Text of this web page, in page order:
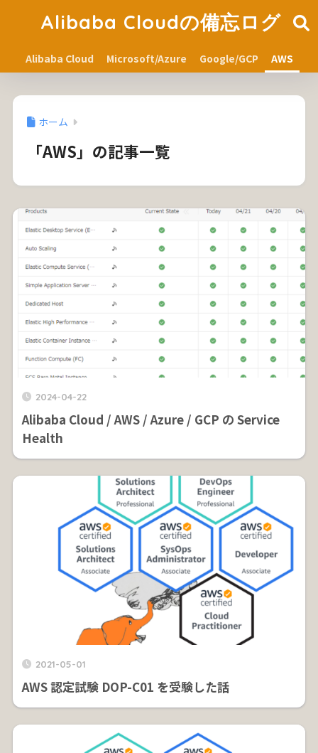
Alibaba Cloudの備忘ログ
Alibaba Cloud Microsoft/Azure Google/GCP AWS
ホーム
「AWS」の記事一覧
2024-04-22
Alibaba Cloud / AWS / Azure / GCP の Service
Health
2021-05-01
AWS 認定試験 DOP-C01 を受験した話